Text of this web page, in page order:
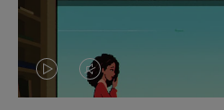
DASVIDEO